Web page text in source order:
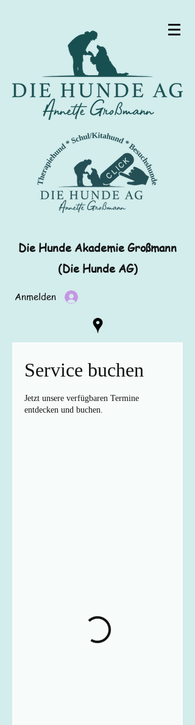
Die Hunde Akademie Großmann
(Die Hunde AG)
Anmelden
Service buchen
Jetzt unsere verfügbaren Termine
entdecken und buchen.